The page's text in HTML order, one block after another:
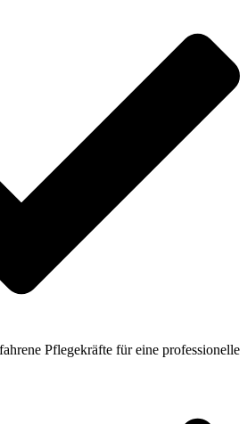
Pflegekräfte für eine professionelle